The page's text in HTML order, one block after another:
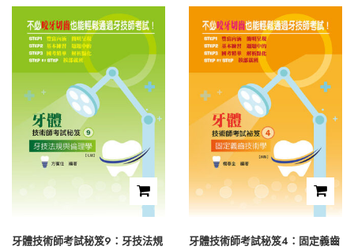
牙體技術師考試秘笈9：牙技法規
牙體技術師考試秘笈4：固定義齒